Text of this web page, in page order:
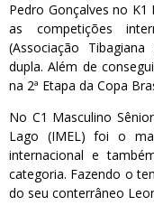
Pedro Gonçalves no
as competições
(Associação
dupla. Além de
na 2ª Etapa da Copa
No C1 Masculino
Lago (IMEL) foi o
internacional e
categoria. Fazendo o
do seu conterrâneo